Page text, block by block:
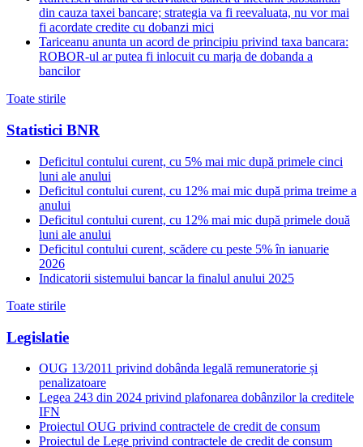
din cauza taxei bancare; strategia va fi reevaluata, nu vor mai
fi acordate credite cu dobanzi mici
Tariceanu anunta un acord de principiu privind taxa bancara:
ROBOR-ul ar putea fi inlocuit cu marja de dobanda a
bancilor
Toate stirile
Statistici BNR
Deficitul contului curent, cu 5% mai mic după primele cinci
luni ale anului
Deficitul contului curent, cu 12% mai mic după prima treime a
anului
Deficitul contului curent, cu 12% mai mic după primele două
luni ale anului
Deficitul contului curent, scădere cu peste 5% în ianuarie
2026
Indicatorii sistemului bancar la finalul anului 2025
Toate stirile
Legislatie
OUG 13/2011 privind dobânda legală remuneratorie și
penalizatoare
Legea 243 din 2024 privind plafonarea dobânzilor la creditele
IFN
Proiectul OUG privind contractele de credit de consum
Proiectul de Lege privind contractele de credit de consum